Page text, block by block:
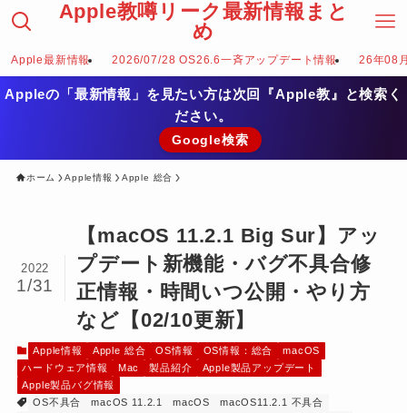
Apple教噂リーク最新情報まと
め
Apple最新情報 2026/07/28 OS26.6一斉アップデート情報 26年08
Appleの「最新情報」を見たい方は次回『Apple教』と検索く
ださい。
Google検索
ホーム Apple情報 Apple 総合
【macOS 11.2.1 Big Sur】アッ
プデート新機能・バグ不具合修
正情報・時間いつ公開・やり方
など【02/10更新】
2022
1/31
Apple情報 Apple 総合 OS情報 OS情報：総合
macOS
ハードウェア情報
Mac 製品紹介
Apple製品アップデート
Apple製品バグ情報
OS不具合
macOS 11.2.1 macOS
macOS11.2.1 不具合